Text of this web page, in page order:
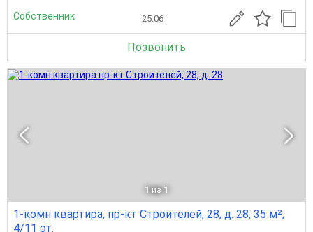
Собственник 25.06
Позвонить
1 из 1
1-комн квартира, пр-кт Строителей, 28, д. 28, 35 м²,
4/11 эт.